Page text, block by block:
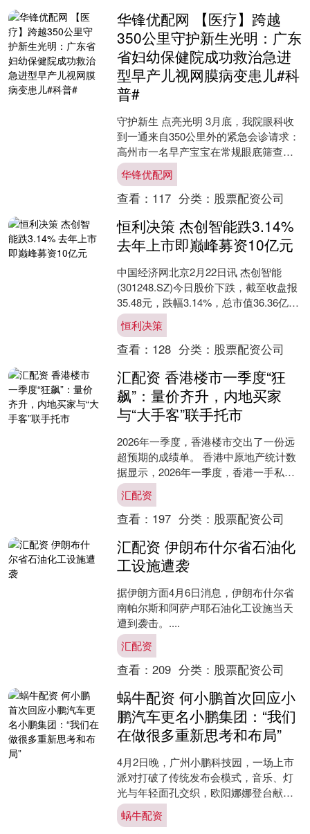
华锋优配网 【医疗】跨越
350公里守护新生光明：广东
省妇幼保健院成功救治急进
型早产儿视网膜病变患儿#科
普#
守护新生 点亮光明 3月底，我院眼科收
到一通来自350公里外的紧急会诊请求：
高州市一名早产宝宝在常规眼底筛查时
被发现双眼视网膜危急病理改变，有很
大致盲风险。就此....
华锋优配网
查看： 117 分类： 股票配资公司
恒利决策 杰创智能跌3.14%
去年上市即巅峰募资10亿元
中国经济网北京2月22日讯 杰创智能
(301248.SZ)今日股价下跌，截至收盘报
35.48元，跌幅3.14%，总市值36.36亿
元。目前该股股价低于发行价。 ....
恒利决策
查看： 128 分类： 股票配资公司
汇配资 香港楼市一季度“狂
飙”：量价齐升，内地买家
与“大手客”联手托市
2026年一季度，香港楼市交出了一份远
超预期的成绩单。 香港中原地产统计数
据显示，2026年一季度，香港一手私人
住宅共录得5373宗买卖登记，涉及总金
额628亿....
汇配资
查看： 197 分类： 股票配资公司
汇配资 伊朗布什尔省石油化
工设施遭袭
据伊朗方面4月6日消息，伊朗布什尔省
南帕尔斯和阿萨卢耶石油化工设施当天
遭到袭击。....
汇配资
查看： 209 分类： 股票配资公司
蜗牛配资 何小鹏首次回应小
鹏汽车更名小鹏集团：“我们
在做很多重新思考和布局”
4月2日晚，广州小鹏科技园，一场上市
派对打破了传统发布会模式，音乐、灯
光与年轻面孔交织，欧阳娜娜登台献
唱，将现场氛围推向高潮。 这是小鹏汽
车更名为“小鹏集团”后....
蜗牛配资